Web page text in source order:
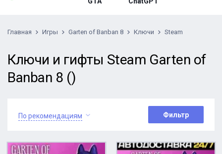
Главная Игры Garten of Banban 8 Ключи Steam
Ключи и гифты Steam Garten of
Banban 8 ()
По рекомендациям Фильтр